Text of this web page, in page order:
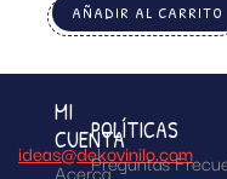
AÑADIR AL CARRITO
ideas@dekovinilo.com
MI
CUENTA
Acerca
POLÍTICAS
Preguntas